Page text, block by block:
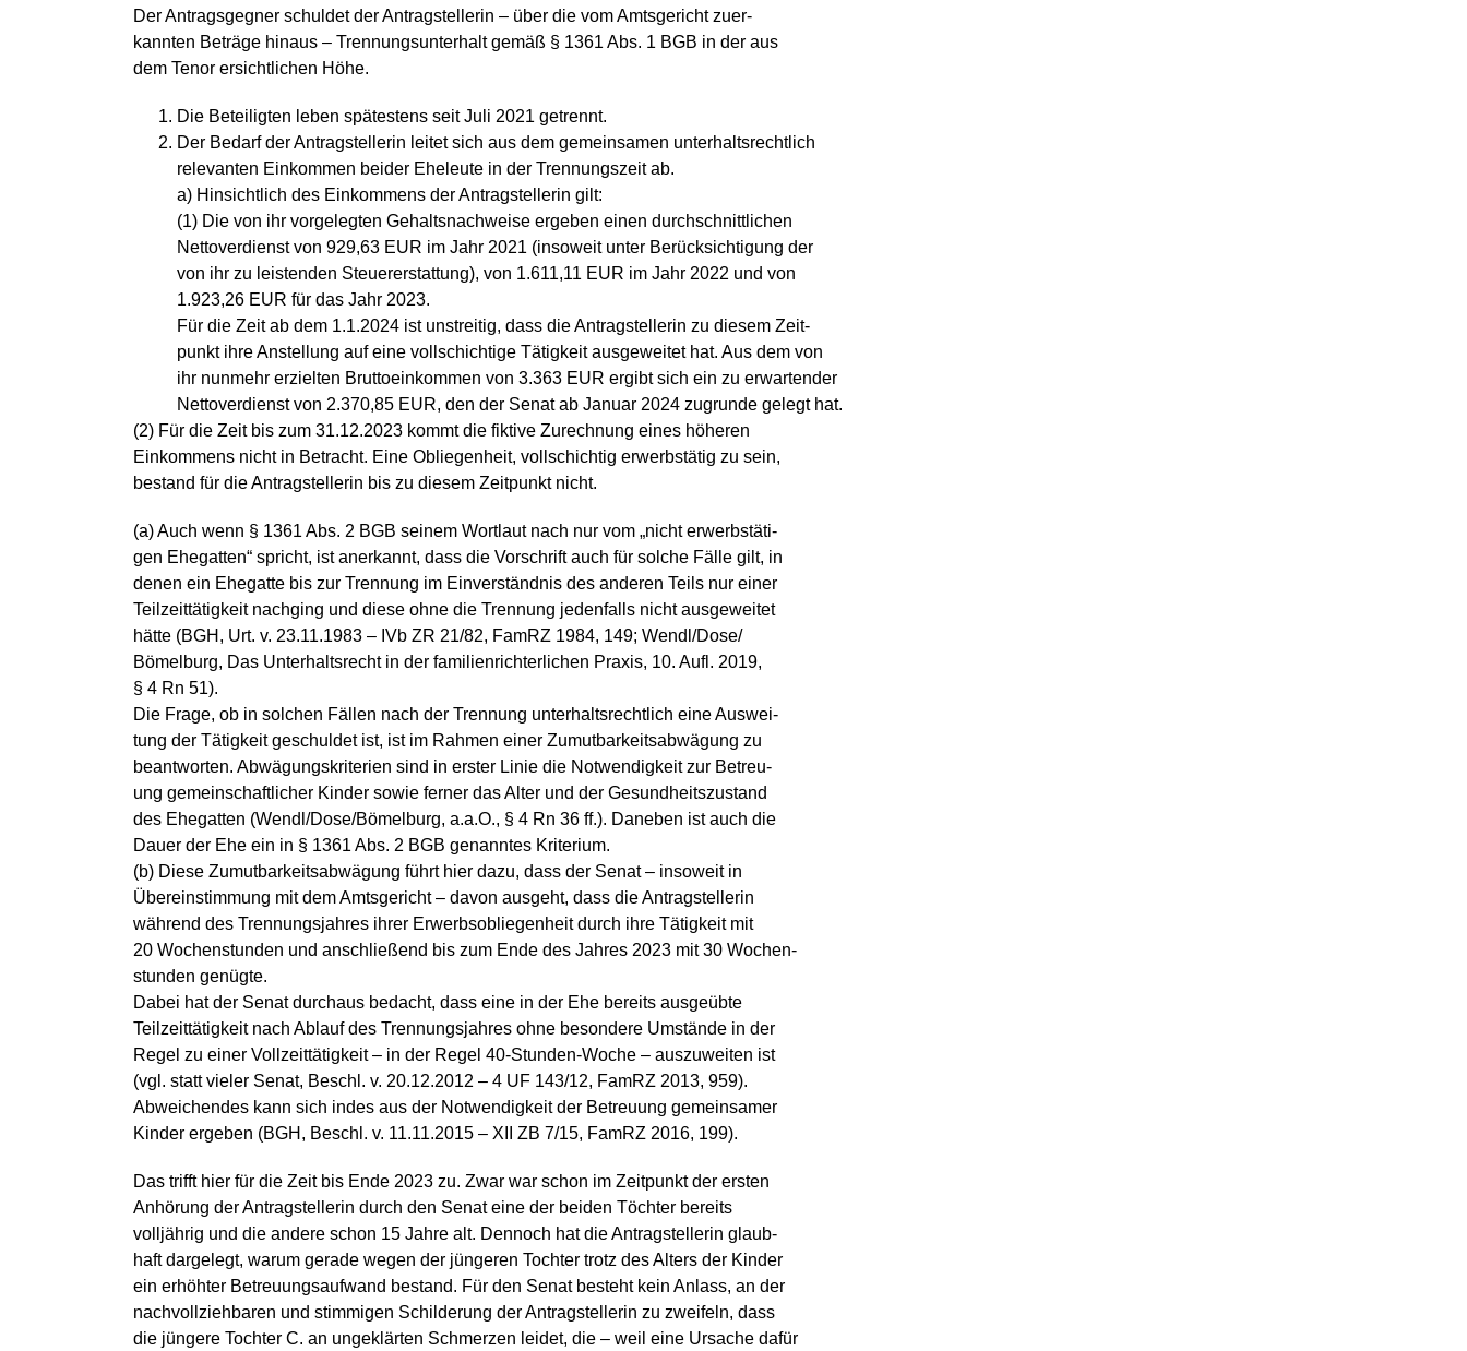
Der Antragsgegner schuldet der Antragstellerin – über die vom Amtsgericht zuer-
kannten Beträge hinaus – Trennungsunterhalt gemäß § 1361 Abs. 1 BGB in der aus
dem Tenor ersichtlichen Höhe.
Die Beteiligten leben spätestens seit Juli 2021 getrennt.
Der Bedarf der Antragstellerin leitet sich aus dem gemeinsamen unterhaltsrechtlich
relevanten Einkommen beider Eheleute in der Trennungszeit ab.
a) Hinsichtlich des Einkommens der Antragstellerin gilt:
(1) Die von ihr vorgelegten Gehaltsnachweise ergeben einen durchschnittlichen
Nettoverdienst von 929,63 EUR im Jahr 2021 (insoweit unter Berücksichtigung der
von ihr zu leistenden Steuererstattung), von 1.611,11 EUR im Jahr 2022 und von
1.923,26 EUR für das Jahr 2023.
Für die Zeit ab dem 1.1.2024 ist unstreitig, dass die Antragstellerin zu diesem Zeit-
punkt ihre Anstellung auf eine vollschichtige Tätigkeit ausgeweitet hat. Aus dem von
ihr nunmehr erzielten Bruttoeinkommen von 3.363 EUR ergibt sich ein zu erwartender
Nettoverdienst von 2.370,85 EUR, den der Senat ab Januar 2024 zugrunde gelegt hat.
(2) Für die Zeit bis zum 31.12.2023 kommt die fiktive Zurechnung eines höheren
Einkommens nicht in Betracht. Eine Obliegenheit, vollschichtig erwerbstätig zu sein,
bestand für die Antragstellerin bis zu diesem Zeitpunkt nicht.
(a) Auch wenn § 1361 Abs. 2 BGB seinem Wortlaut nach nur vom „nicht erwerbstäti-
gen Ehegatten“ spricht, ist anerkannt, dass die Vorschrift auch für solche Fälle gilt, in
denen ein Ehegatte bis zur Trennung im Einverständnis des anderen Teils nur einer
Teilzeittätigkeit nachging und diese ohne die Trennung jedenfalls nicht ausgeweitet
hätte (BGH, Urt. v. 23.11.1983 – IVb ZR 21/82, FamRZ 1984, 149; Wendl/Dose/
Bömelburg, Das Unterhaltsrecht in der familienrichterlichen Praxis, 10. Aufl. 2019,
§ 4 Rn 51).
Die Frage, ob in solchen Fällen nach der Trennung unterhaltsrechtlich eine Auswei-
tung der Tätigkeit geschuldet ist, ist im Rahmen einer Zumutbarkeitsabwägung zu
beantworten. Abwägungskriterien sind in erster Linie die Notwendigkeit zur Betreu-
ung gemeinschaftlicher Kinder sowie ferner das Alter und der Gesundheitszustand
des Ehegatten (Wendl/Dose/Bömelburg, a.a.O., § 4 Rn 36 ff.). Daneben ist auch die
Dauer der Ehe ein in § 1361 Abs. 2 BGB genanntes Kriterium.
(b) Diese Zumutbarkeitsabwägung führt hier dazu, dass der Senat – insoweit in
Übereinstimmung mit dem Amtsgericht – davon ausgeht, dass die Antragstellerin
während des Trennungsjahres ihrer Erwerbsobliegenheit durch ihre Tätigkeit mit
20 Wochenstunden und anschließend bis zum Ende des Jahres 2023 mit 30 Wochen-
stunden genügte.
Dabei hat der Senat durchaus bedacht, dass eine in der Ehe bereits ausgeübte
Teilzeittätigkeit nach Ablauf des Trennungsjahres ohne besondere Umstände in der
Regel zu einer Vollzeittätigkeit – in der Regel 40-Stunden-Woche – auszuweiten ist
(vgl. statt vieler Senat, Beschl. v. 20.12.2012 – 4 UF 143/12, FamRZ 2013, 959).
Abweichendes kann sich indes aus der Notwendigkeit der Betreuung gemeinsamer
Kinder ergeben (BGH, Beschl. v. 11.11.2015 – XII ZB 7/15, FamRZ 2016, 199).
Das trifft hier für die Zeit bis Ende 2023 zu. Zwar war schon im Zeitpunkt der ersten
Anhörung der Antragstellerin durch den Senat eine der beiden Töchter bereits
volljährig und die andere schon 15 Jahre alt. Dennoch hat die Antragstellerin glaub-
haft dargelegt, warum gerade wegen der jüngeren Tochter trotz des Alters der Kinder
ein erhöhter Betreuungsaufwand bestand. Für den Senat besteht kein Anlass, an der
nachvollziehbaren und stimmigen Schilderung der Antragstellerin zu zweifeln, dass
die jüngere Tochter C. an ungeklärten Schmerzen leidet, die – weil eine Ursache dafür